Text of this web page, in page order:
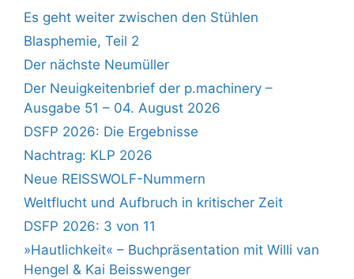
Es geht weiter zwischen den Stühlen
Blasphemie, Teil 2
Der nächste Neumüller
Der Neuigkeitenbrief der p.machinery –
Ausgabe 51 – 04. August 2026
DSFP 2026: Die Ergebnisse
Nachtrag: KLP 2026
Neue REISSWOLF-Nummern
Weltflucht und Aufbruch in kritischer Zeit
DSFP 2026: 3 von 11
»Hautlichkeit« – Buchpräsentation mit Willi van
Hengel & Kai Beisswenger